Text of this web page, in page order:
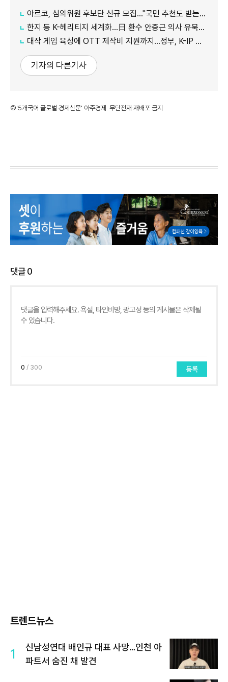
아르코, 심의위원 후보단 신규 모집…"국민 추천도 받는다"
한지 등 K-헤리티지 세계화…日 환수 안중근 의사 유묵도 공개
대작 게임 육성에 OTT 제작비 지원까지…정부, K-IP 육성에 '승부수'
기자의 다른기사
©'5개국어 글로벌 경제신문' 아주경제. 무단전재·재배포 금지
댓글0
0 / 300 등록
트렌드뉴스
1
신남성연대 배인규 대표 사망…인천 아
파트서 숨진 채 발견